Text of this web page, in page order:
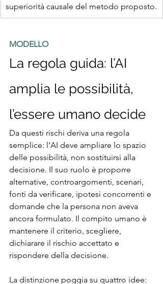
superiorità causale del metodo proposto.
MODELLO
La regola guida: l’AI
amplia le possibilità,
l’essere umano decide
Da questi rischi deriva una regola
semplice: l’AI deve ampliare lo spazio
delle possibilità, non sostituirsi alla
decisione. Il suo ruolo è proporre
alternative, controargomenti, scenari,
fonti da verificare, ipotesi concorrenti e
domande che la persona non aveva
ancora formulato. Il compito umano è
mantenere il criterio, scegliere,
dichiarare il rischio accettato e
rispondere della decisione.
La distinzione poggia su quattro idee: